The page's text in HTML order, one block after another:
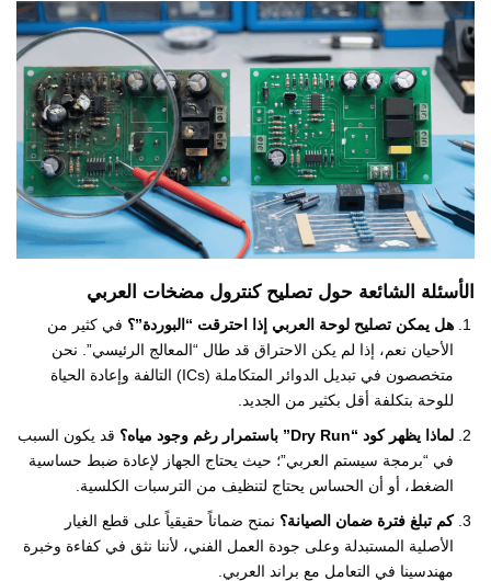
الأسئلة الشائعة حول تصليح كنترول مضخات العربي
هل يمكن تصليح لوحة العربي إذا احترقت “البوردة”؟ في كثير من
الأحيان نعم، إذا لم يكن الاحتراق قد طال “المعالج الرئيسي”. نحن
متخصصون في تبديل الدوائر المتكاملة (ICs) التالفة وإعادة الحياة
للوحة بتكلفة أقل بكثير من الجديد.
لماذا يظهر كود “Dry Run” باستمرار رغم وجود مياه؟
قد يكون السبب
في “برمجة سيستم العربي”؛ حيث يحتاج الجهاز لإعادة ضبط حساسية
الضغط، أو أن الحساس يحتاج لتنظيف من الترسبات الكلسية.
كم تبلغ فترة ضمان الصيانة؟ نمنح ضماناً حقيقياً على قطع الغيار
الأصلية المستبدلة وعلى جودة العمل الفني، لأننا نثق في كفاءة وخبرة
مهندسينا في التعامل مع براند العربي.